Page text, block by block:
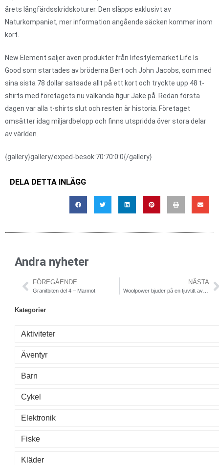
årets långfärdsskridskoturer. Den släpps exklusivt av
Naturkompaniet, mer information angående säcken kommer inom
kort.
New Element säljer även produkter från lifestylemärket Life Is
Good som startades av bröderna Bert och John Jacobs, som med
sina sista 78 dollar satsade allt på ett kort och tryckte upp 48 t-
shirts med företagets nu välkända figur Jake på. Redan första
dagen var alla t-shirts slut och resten är historia. Företaget
omsätter idag miljardbelopp och finns utspridda över stora delar
av världen.
{gallery}gallery/exped-besok:70:70:0:0{/gallery}
DELA DETTA INLÄGG
Andra nyheter
FÖREGÅENDE
Granitbiten del 4 – Marmot
NÄSTA
Woolpower bjuder på en tjuvtitt av 2011 års produkter
Kategorier
Aktiviteter
Äventyr
Barn
Cykel
Elektronik
Fiske
Kläder